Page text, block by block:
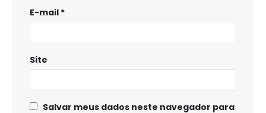
E-mail *
Site
Salvar meus dados neste navegador para